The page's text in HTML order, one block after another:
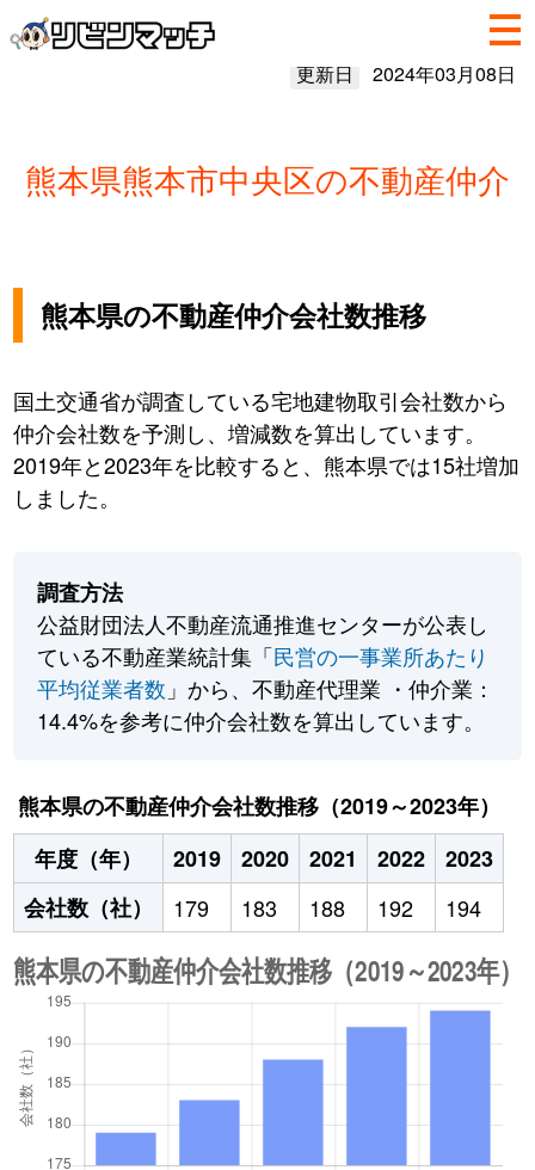
更新日 2024年03月08日
熊本県熊本市中央区の不動産仲介
熊本県の不動産仲介会社数推移
国土交通省が調査している宅地建物取引会社数から
仲介会社数を予測し、増減数を算出しています。
2019年と2023年を比較すると、熊本県では15社増加
しました。
調査方法
公益財団法人不動産流通推進センターが公表し
ている不動産業統計集「民営の一事業所あたり
平均従業者数 」から、不動産代理業 ・仲介業：
14.4%を参考に仲介会社数を算出しています。
熊本県の不動産仲介会社数推移（2019～2023年）
年度（年）
2019 2020 2021 2022
2023
会社数（社）
179 183 188 192 194